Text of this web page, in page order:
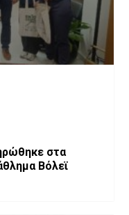
στα
Βόλεϊ